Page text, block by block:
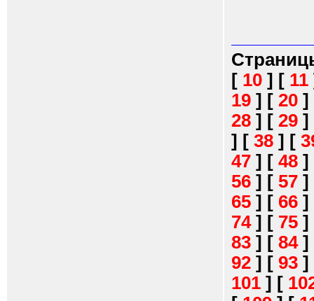
[ 10 ] [ 11
19 ] [ 20 ]
28 ] [ 29 ]
] [ 38 ] [
47 ] [ 48 ]
56 ] [ 57 ]
65 ] [ 66 ]
74] [ 75 ]
83 ] [ 84]
92 ] [ 93 ]
101 ] [